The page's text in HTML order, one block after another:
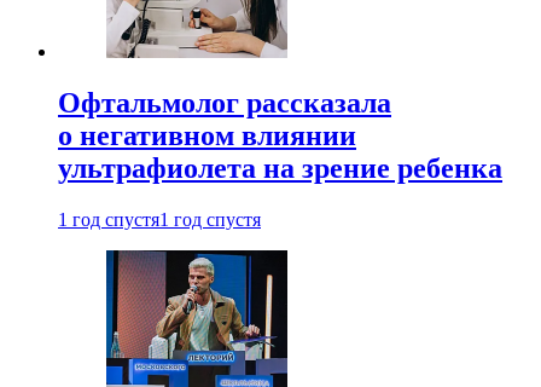
Офтальмолог рассказала
о негативном влиянии
ультрафиолета на зрение ребенка
1 год спустя1 год спустя